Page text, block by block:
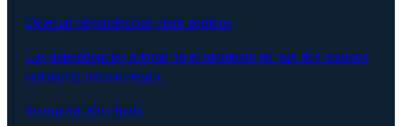
Detectar dependencias entre equipos
Las dependencias afloran en el momento en que dos equipos
señalan el mismo riesgo.
Incorporación rápida